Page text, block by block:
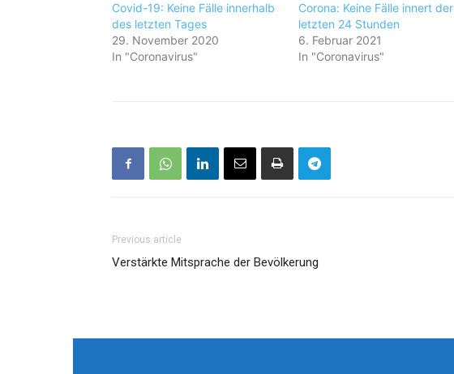
Covid-19: Keine Fälle innerhalb
des letzten Tages
29. November 2020
In "Coronavirus"
Corona: Keine Fälle innert der
letzten 24 Stunden
6. Februar 2021
In "Coronavirus"
Previous article
Verstärkte Mitsprache der Bevölkerung